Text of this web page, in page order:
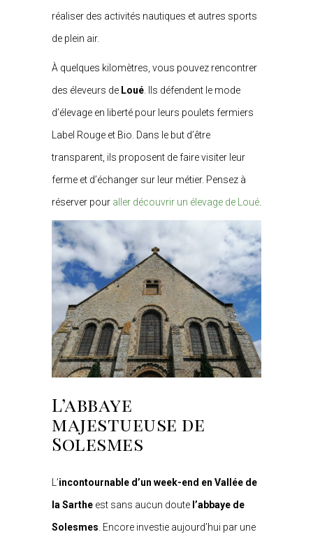
réaliser des activités nautiques et autres sports
de plein air.
À quelques kilomètres, vous pouvez rencontrer
des éleveurs de Loué . Ils défendent le mode
d’élevage en liberté pour leurs poulets fermiers
Label Rouge et Bio. Dans le but d’être
transparent, ils proposent de faire visiter leur
ferme et d’échanger sur leur métier. Pensez à
réserver pour aller découvrir un élevage de Loué
L’abbaye
majestueuse de
Solesmes
L’incontournable d’un week-end en Vallée de
la Sarthe est sans aucun doute l’abbaye de
Solesmes . Encore investie aujourd’hui par une